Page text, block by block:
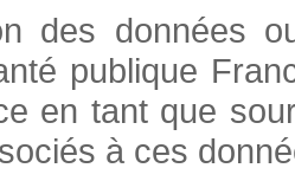
des données
publique
en tant que
à ces